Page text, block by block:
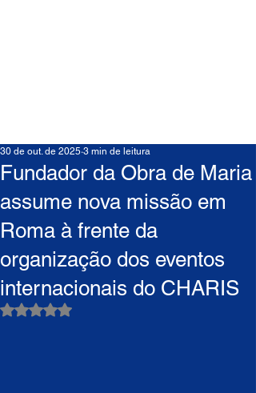
Fundador da Obra de Maria
assume nova missão em
Roma à frente da
organização dos eventos
internacionais do CHARIS
30 de out. de 2025 3 min de leitura
Avaliado com NaN de 5 estrelas.